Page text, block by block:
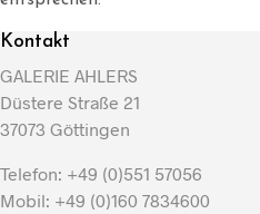
Kontakt
GALERIE AHLERS
Düstere Straße 21
37073 Göttingen
Telefon: +49 (0)551 57056
Mobil: +49 (0)160 7834600